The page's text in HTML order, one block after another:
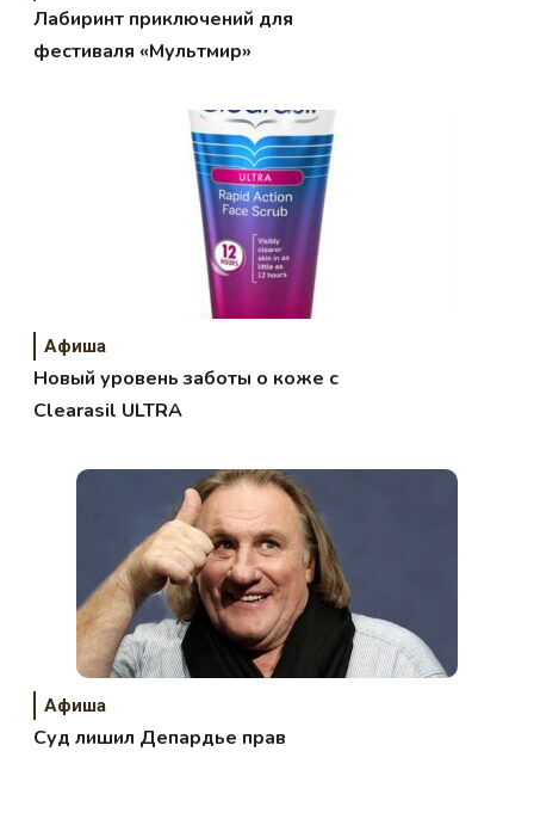
Лабиринт приключений для
фестиваля «Мультмир»
Афиша
Новый уровень заботы о коже c
Clearasil ULTRA
Афиша
Суд лишил Депардье прав